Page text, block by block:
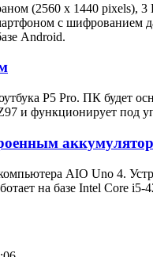
(2560 х 1440
с
Android.
P5 Pro. ПК
и функционирует под
AIO Uno 4.
на базе Intel Core